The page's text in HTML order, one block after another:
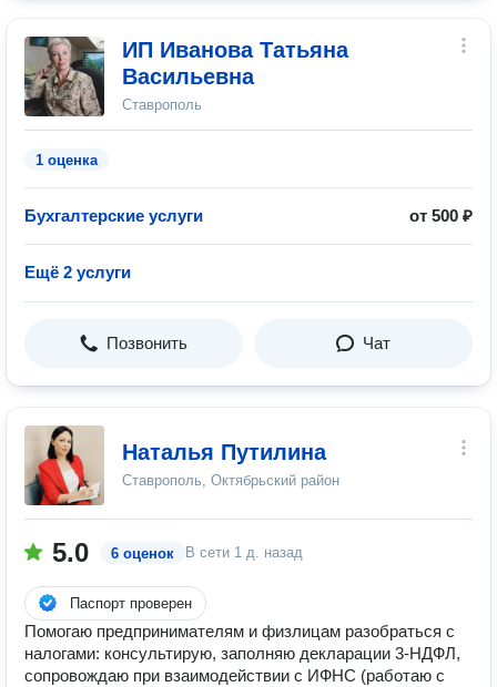
ИП Иванова Татьяна
Васильевна
Ставрополь
1 оценка
Бухгалтерские услуги от 500 ₽
Ещё 2 услуги
Позвонить Чат
Наталья Путилина
Ставрополь, Октябрьский район
5.0 6 оценок В сети 1 д. назад
Паспорт проверен
Помогаю предпринимателям и физлицам разобраться с
налогами: консультирую, заполняю декларации 3-НДФЛ,
сопровождаю при взаимодействии с ИФНС (работаю с